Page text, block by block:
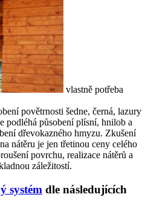
vlastně potřeba
povětrnosti šedne, černá, lazury
podléhá působení plísní, hnilob a
dřevokazného hmyzu. Zkušení
nátěru je jen třetinou ceny celého
povrchu, realizace nátěrů a
záležitostí.
systém dle následujících